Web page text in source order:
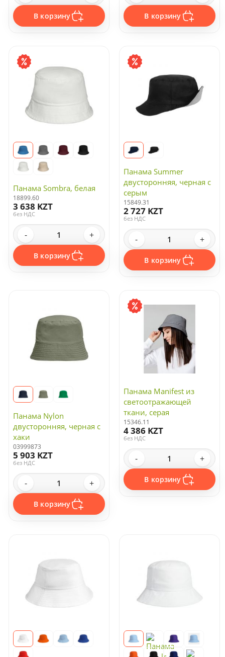
В корзину В корзину
Панама Sombra, белая
18899.60
3 638 KZT
без НДС
- +
В корзину
Панама Summer
двусторонняя, черная с
серым
15849.31
2 727 KZT
без НДС
- +
В корзину
Панама Nylon
двусторонняя, черная с
хаки
03999873
5 903 KZT
без НДС
- +
В корзину
Панама Manifest из
светоотражающей
ткани, серая
15346.11
4 386 KZT
без НДС
- +
В корзину